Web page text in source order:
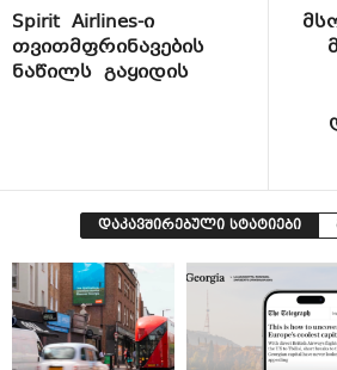
Spirit Airlines-ი
თვითმფრინავების
ნაწილს გაყიდის
დაკავშირებული სტატიები